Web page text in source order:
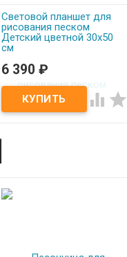
Световой планшет для
рисования песком
Детский цветной 30х50
см
Под заказ
Световой планшет для
рисования песком Детский
6 390 ₽
 